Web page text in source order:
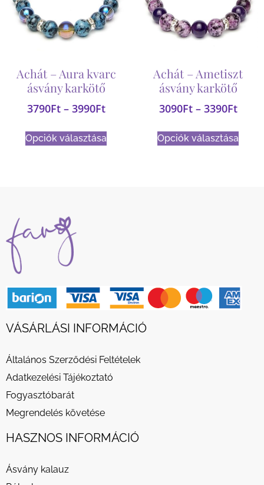
Achát – Aura kvarc
ásvány karkötő
3790Ft – 3990Ft
Opciók választása
Achát – Ametiszt
ásvány karkötő
3090Ft – 3390Ft
Opciók választása
VÁSÁRLÁSI INFORMÁCIÓ
Általános Szerződési Feltételek
Adatkezelési Tájékoztató
Fogyasztóbarát
Megrendelés követése
HASZNOS INFORMÁCIÓ
Ásvány kalauz